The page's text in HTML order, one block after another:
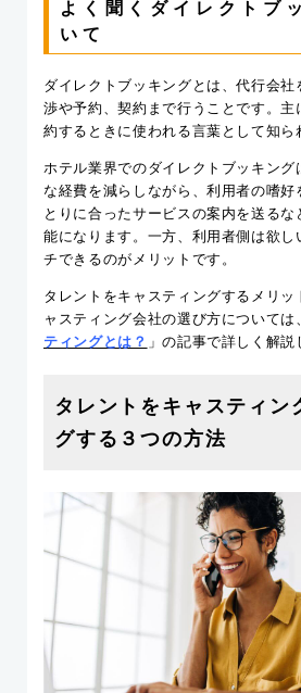
よく聞くダイレクトブ
いて
ダイレクトブッキングとは、代行会社
渉や予約、契約まで行うことです。主
約するときに使われる言葉として知ら
ホテル業界でのダイレクトブッキング
な経費を減らしながら、利用者の嗜好
とりに合ったサービスの案内を送る
能になります。一方、利用者側は欲し
チできるのがメリットです。
タレントをキャスティングするメリッ
ャスティング会社の選び方については
ティングとは？ 」の記事で詳しく解説
タレントをキャスティン
グする３つの方法